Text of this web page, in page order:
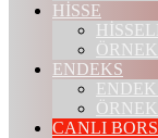
HİSSE
ENDEKS
CANLI